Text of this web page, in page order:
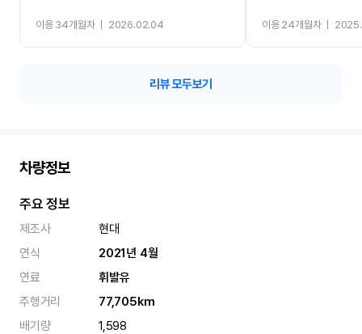
이용 34개월차ㅣ 2026.02.04 이용 24개월차ㅣ
리뷰 모두보기
차량정보
주요 정보
제조사
현대
연식
2021년 4월
연료
휘발유
주행거리
77,705km
배기량
1,598